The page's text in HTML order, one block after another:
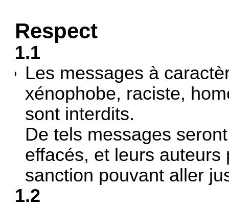
Respect
1.1
Les messages à
xénophobe, raciste,
sont interdits.
De tels messages
effacés, et leurs
sanction pouvant aller
1.2